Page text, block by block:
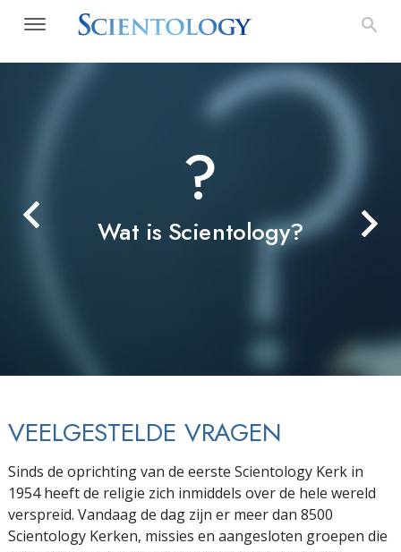
?
Wat is Scientology?
VEELGESTELDE VRAGEN
Sinds de oprichting van de eerste Scientology Kerk in
1954 heeft de religie zich inmiddels over de hele wereld
verspreid. Vandaag de dag zijn er meer dan 8500
Scientology Kerken, missies en aangesloten groepen die